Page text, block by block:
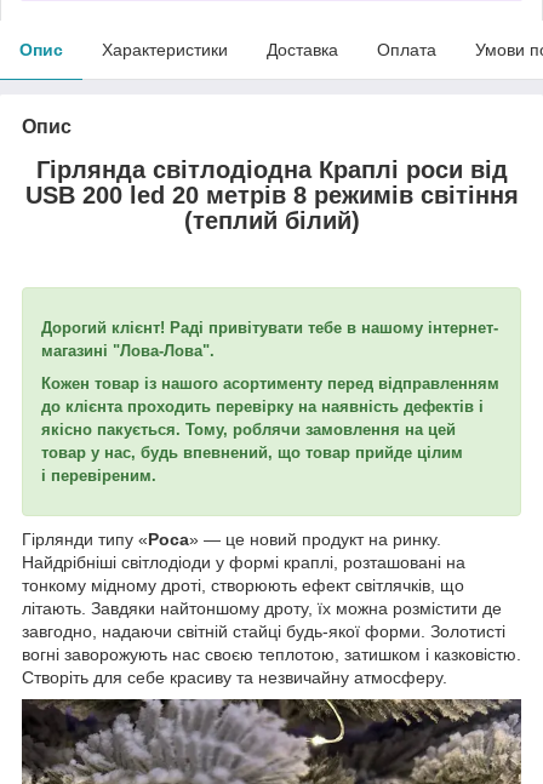
Опис Характеристики Доставка Оплата Умови
Опис
Гірлянда світлодіодна Краплі роси від
USB 200 led 20 метрів 8 режимів світіння
(теплий білий)
Дорогий клієнт! Раді привітувати тебе в нашому інтернет-
магазині "Лова-Лова".
Кожен товар із нашого асортименту перед відправленням
до клієнта проходить перевірку на наявність дефектів і
якісно пакується. Тому, роблячи замовлення на цей
товар у нас, будь впевнений, що товар прийде цілим
і перевіреним.
Гірлянди типу «Роса» — це новий продукт на ринку.
Найдрібніші світлодіоди у формі краплі, розташовані на
тонкому мідному дроті, створюють ефект світлячків, що
літають. Завдяки найтоншому дроту, їх можна розмістити де
завгодно, надаючи світній стайці будь-якої форми. Золотисті
вогні заворожують нас своєю теплотою, затишком і казковістю.
Створіть для себе красиву та незвичайну атмосферу.